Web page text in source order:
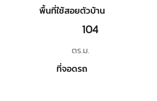
พื้นที่ใช้สอยตัวบ้าน
104
ตร.ม.
ที่จอดรถ